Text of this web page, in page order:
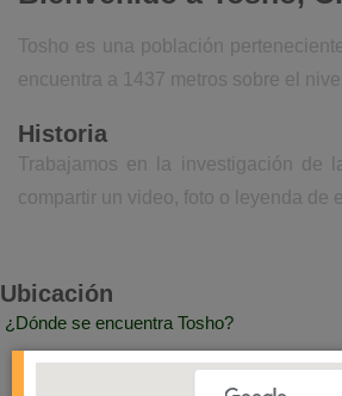
Tosho es una población
encuentra a 1437 metros sobre el
Historia
Trabajamos en la investigación de
compartir un video, foto o leyenda de
Ubicación
¿Dónde se encuentra Tosho?